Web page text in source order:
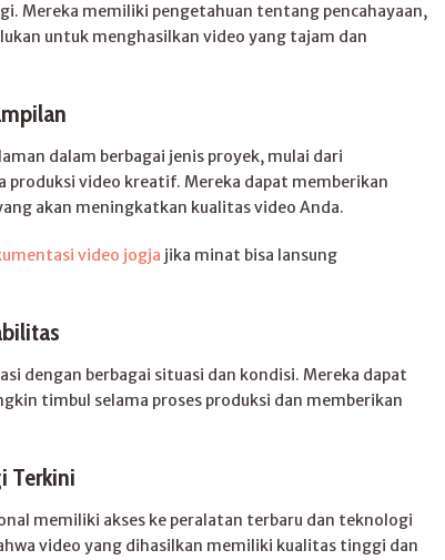
Mereka memiliki pengetahuan tentang pencahayaan,
untuk menghasilkan video yang tajam dan
dalam berbagai jenis proyek, mulai dari
produksi video kreatif. Mereka dapat memberikan
akan meningkatkan kualitas video Anda.
video jogja jika minat bisa lansung
dengan berbagai situasi dan kondisi. Mereka dapat
timbul selama proses produksi dan memberikan
Terkini
memiliki akses ke peralatan terbaru dan teknologi
video yang dihasilkan memiliki kualitas tinggi dan